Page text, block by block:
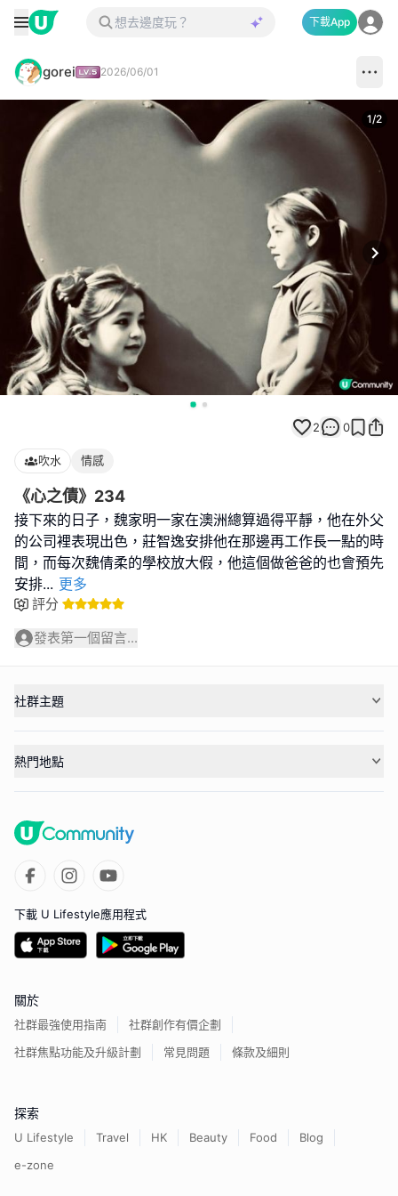
下載App
gorei 2026/06/01
1/2
2 0
吹水 情感
《心之債》234
接下來的日子，魏家明一家在澳洲總算過得平靜，他在外父
的公司裡表現出色，莊智逸安排他在那邊再工作長一點的時
間，而每次魏倩柔的學校放大假，他這個做爸爸的也會預先
安排... 更多
評分
發表第一個留言...
社群主題
熱門地點
下載 U Lifestyle應用程式
關於
社群最強使用指南
社群創作有價企劃
社群焦點功能及升級計劃
常見問題 條款及細則
探索
U Lifestyle Travel HK Beauty Food
Blog
e-zone